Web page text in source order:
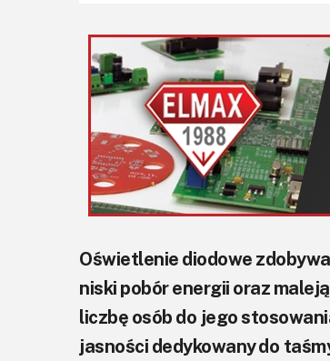
Oświetlenie diodowe
niski pobór energii oraz
liczbę osób do jego
jasności dedykowany do